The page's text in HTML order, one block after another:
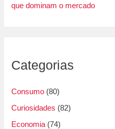
que dominam o mercado
Categorias
Consumo (80)
Curiosidades (82)
Economia (74)